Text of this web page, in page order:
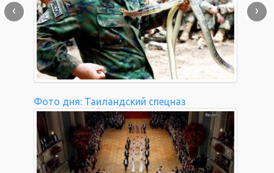
Фото дня: Таиландский спецназ
‹ ›